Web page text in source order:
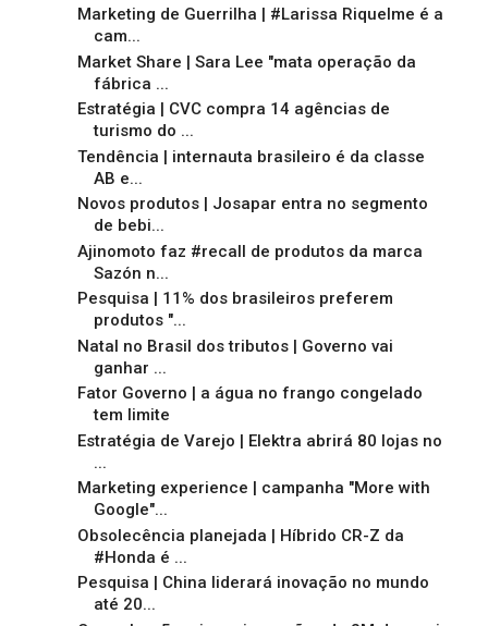
Marketing de Guerrilha | #Larissa Riquelme é a
cam...
Market Share | Sara Lee "mata operação da
fábrica ...
Estratégia | CVC compra 14 agências de
turismo do ...
Tendência | internauta brasileiro é da classe
AB e...
Novos produtos | Josapar entra no segmento
de bebi...
Ajinomoto faz #recall de produtos da marca
Sazón n...
Pesquisa | 11% dos brasileiros preferem
produtos "...
Natal no Brasil dos tributos | Governo vai
ganhar ...
Fator Governo | a água no frango congelado
tem limite
Estratégia de Varejo | Elektra abrirá 80 lojas no
...
Marketing experience | campanha "More with
Google"...
Obsolecência planejada | Híbrido CR-Z da
#Honda é ...
Pesquisa | China liderará inovação no mundo
até 20...